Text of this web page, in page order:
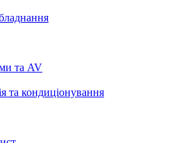
та AV
та кондиціонування